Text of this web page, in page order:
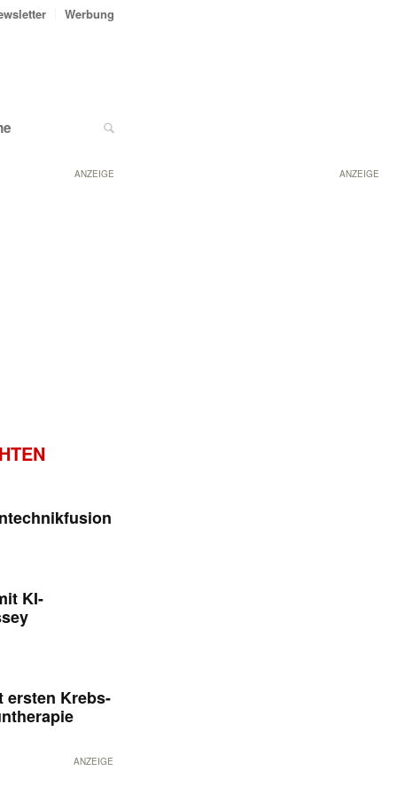
ANZEIGE
Werbung
ANZEIGE
KI-
ersten Krebs-
ANZEIGE